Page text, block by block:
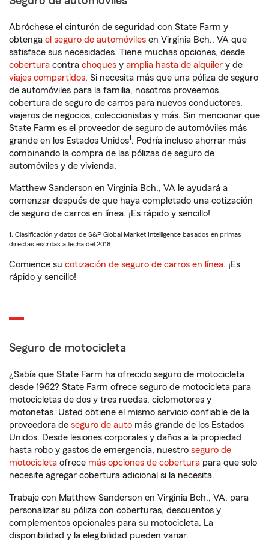
Abróchese el cinturón de seguridad con State Farm y
obtenga el seguro de automóviles en Virginia Bch., VA que
satisface sus necesidades. Tiene muchas opciones, desde
cobertura contra choques y amplia hasta de alquiler y de
viajes compartidos. Si necesita más que una póliza de seguro
de automóviles para la familia, nosotros proveemos
cobertura de seguro de carros para nuevos conductores,
viajeros de negocios, coleccionistas y más. Sin mencionar que
State Farm es el proveedor de seguro de automóviles más
grande en los Estados Unidos1. Podría incluso ahorrar más
combinando la compra de las pólizas de seguro de
automóviles y de vivienda.
Matthew Sanderson en Virginia Bch., VA le ayudará a
comenzar después de que haya completado una cotización
de seguro de carros en línea. ¡Es rápido y sencillo!
1. Clasificación y datos de S&P Global Market Intelligence basados en primas
directas escritas a fecha del 2018.
Comience su cotización de seguro de carros en línea. ¡Es
rápido y sencillo!
Seguro de motocicleta
¿Sabía que State Farm ha ofrecido seguro de motocicleta
desde 1962? State Farm ofrece seguro de motocicleta para
motocicletas de dos y tres ruedas, ciclomotores y
motonetas. Usted obtiene el mismo servicio confiable de la
proveedora de seguro de auto más grande de los Estados
Unidos. Desde lesiones corporales y daños a la propiedad
hasta robo y gastos de emergencia, nuestro seguro de
motocicleta ofrece más opciones de cobertura para que solo
necesite agregar cobertura adicional si la necesita.
Trabaje con Matthew Sanderson en Virginia Bch., VA, para
personalizar su póliza con coberturas, descuentos y
complementos opcionales para su motocicleta. La
disponibilidad y la elegibilidad pueden variar.